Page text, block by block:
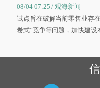
08/04 07:25 / 观海新闻
试点旨在破解当前零售业存
卷式”竞争等问题，加快建